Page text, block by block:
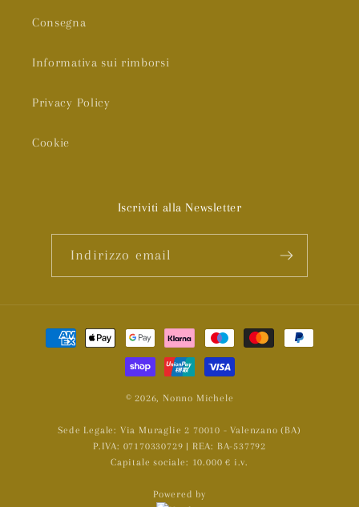
Consegna
Informativa sui rimborsi
Privacy Policy
Cookie
Iscriviti alla Newsletter
Indirizzo email
Metodi
© 2026, Nonno Michele
Sede Legale: Via Muraglie 2 70010 - Valenzano (BA)
P.IVA: 07170330729 | REA: BA-537792
Capitale sociale: 10.000 € i.v.
Powered by